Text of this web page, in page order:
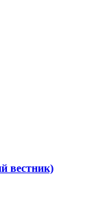
вестник)